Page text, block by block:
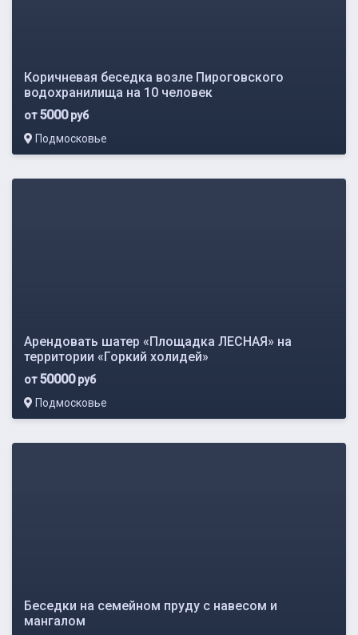
Коричневая беседка возле Пироговского
водохранилища на 10 человек
от5000руб
Подмосковье
Арендовать шатер «Площадка ЛЕСНАЯ» на
территории «Горкий холидей»
от50000руб
Подмосковье
Беседки на семейном пруду с навесом и
мангалом